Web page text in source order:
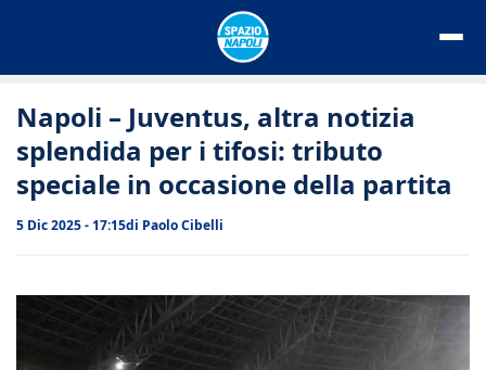
Napoli – Juventus, altra notizia
splendida per i tifosi: tributo
speciale in occasione della partita
5 Dic 2025 - 17:15di Paolo Cibelli